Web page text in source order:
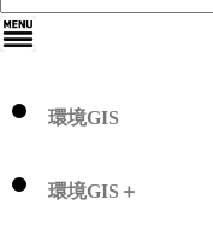
環境GIS
環境GIS＋